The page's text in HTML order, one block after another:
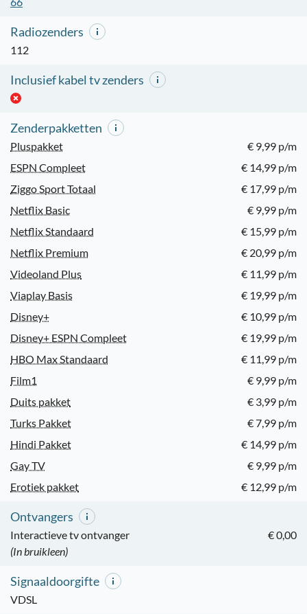
Radiozenders
112
Inclusief kabel tv zenders
Zenderpakketten
Pluspakket
€ 9,99 p/m
ESPN Compleet
€ 14,99 p/m
Ziggo Sport Totaal
€ 17,99 p/m
Netflix Basic
€ 9,99 p/m
Netflix Standaard
€ 15,99 p/m
Netflix Premium
€ 20,99 p/m
Videoland Plus
€ 11,99 p/m
Viaplay Basis
€ 19,99 p/m
Disney+
€ 10,99 p/m
Disney+ ESPN Compleet
€ 19,99 p/m
HBO Max Standaard
€ 11,99 p/m
Film1
€ 9,99 p/m
Duits pakket
€ 3,99 p/m
Turks Pakket
€ 7,99 p/m
Hindi Pakket
€ 14,99 p/m
Gay TV
€ 9,99 p/m
Erotiek pakket
€ 12,99 p/m
Ontvangers
Interactieve tv ontvanger
€ 0,00
(In bruikleen)
Signaaldoorgifte
VDSL